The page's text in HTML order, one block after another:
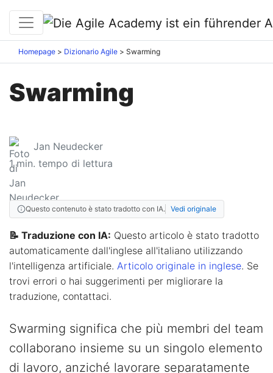
Homepage Dizionario Agile Swarming
Swarming
Jan Neudecker
1min. tempo di lettura
Questo contenuto è stato tradotto con IA. Vedi originale
📝 Traduzione con IA: Questo articolo è stato tradotto
automaticamente dall'inglese all'italiano utilizzando
l'intelligenza artificiale. Articolo originale in inglese. Se
trovi errori o hai suggerimenti per migliorare la
traduzione, contattaci.
Swarming significa che più membri del team
collaborano insieme su un singolo elemento
di lavoro, anziché lavorare separatamente